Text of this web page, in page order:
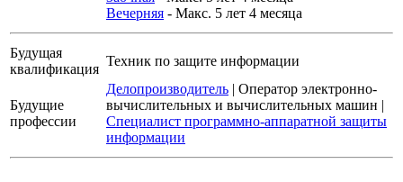
Вечерняя - Макс. 5 лет 4 месяца
Будущая
квалификация
Техник по защите информации
Будущие
профессии
Делопроизводитель | Оператор электронно-
вычислительных и вычислительных машин |
Специалист программно-аппаратной защиты
информации